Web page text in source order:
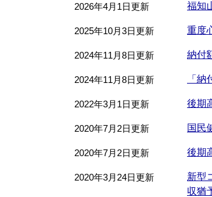
2026年4月1日更新 福知
2025年10月3日更新 重度
2024年11月8日更新 納付
2024年11月8日更新 「
2022年3月1日更新 後期
2020年7月2日更新 国民
2020年7月2日更新 後期
2020年3月24日更新
新型
収猶